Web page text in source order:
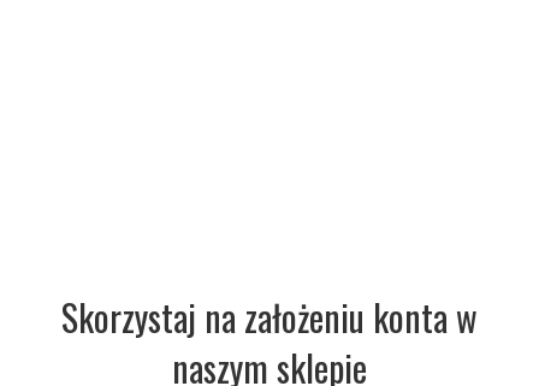
Skorzystaj na założeniu konta w
naszym sklepie